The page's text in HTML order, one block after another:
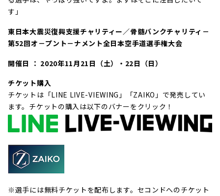
す」
東日本大震災復興支援チャリティー／骨髄バンクチャリティ－
第52回オ－プント－ナメント全日本空手道選手権大会
開催日 ： 2020年11月21日（土）・22日（日）
チケット購入
チケットは「LINE LIVE-VIEWING」「ZAIKO」で発売してい
ます。チケットの購入は以下のバナーをクリック！
※選手には無料チケットを配布します。セコンドへのチケット